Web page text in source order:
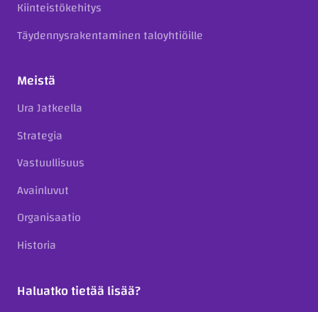
Kiinteistökehitys
Täydennysrakentaminen taloyhtiöille
Meistä
Ura Jatkeella
Strategia
Vastuullisuus
Avainluvut
Organisaatio
Historia
Haluatko tietää lisää?